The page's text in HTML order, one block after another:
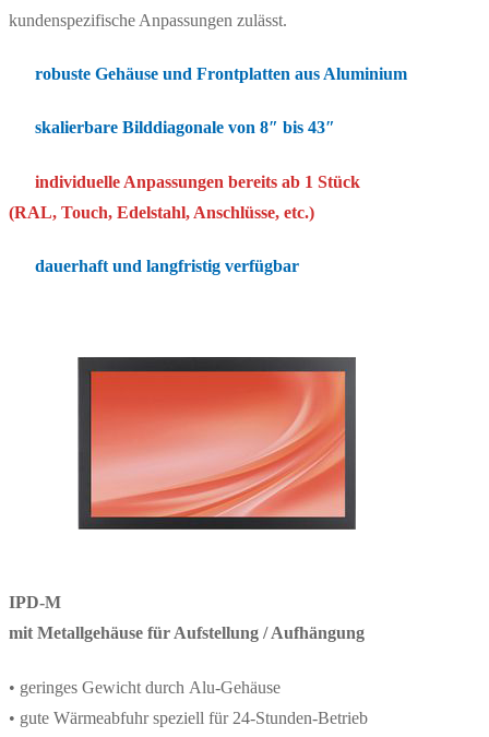
kundenspezifische Anpassungen zulässt.
robuste Gehäuse und Frontplatten aus Aluminium
skalierbare Bilddiagonale von 8″ bis 43″
individuelle Anpassungen bereits ab 1 Stück
(RAL, Touch, Edelstahl, Anschlüsse, etc.)
dauerhaft und langfristig verfügbar
IPD-M
mit Metallgehäuse für Aufstellung / Aufhängung
• geringes Gewicht durch Alu-Gehäuse
• gute Wärmeabfuhr speziell für 24-Stunden-Betrieb